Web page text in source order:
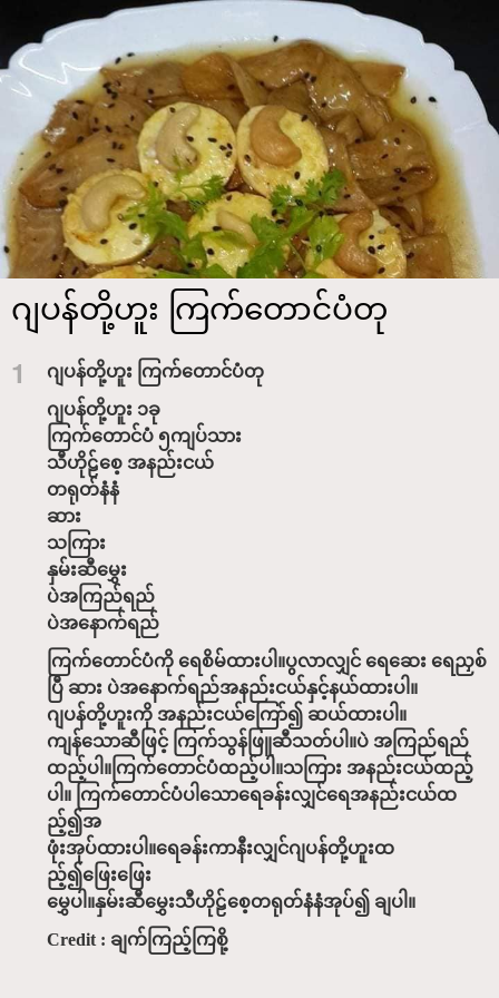
ဂျပန်တို့ဟူး ကြက်တောင်ပံတု
1
ဂျပန်တို့ဟူး ကြက်တောင်ပံတု
ဂျပန်တို့ဟူး ၁ခု
ကြက်တောင်ပံ ၅ကျပ်သား
သီဟိုဠ်စေ့ အနည်းငယ်
တရုတ်နံနံ
ဆား
သကြား
နှမ်းဆီမွှေး
ပဲအကြည်ရည်
ပဲအနောက်ရည်
ကြက်တောင်ပံကို ရေစိမ်ထားပါ။ပွလာလျှင် ရေဆေး ရေညှစ်
ပြီ ဆား ပဲအနောက်ရည်အနည်းငယ်နှင့်နယ်ထားပါ။
ဂျပန်တို့ဟူးကို အနည်းငယ်ကြော်၍ ဆယ်ထားပါ။
ကျန်သောဆီဖြင့် ကြက်သွန်ဖြူဆီသတ်ပါ။ပဲ အကြည်ရည်
ထည့်ပါ။ကြက်တောင်ပံထည့်ပါ။သကြား အနည်းငယ်ထည့်
ပါ။ ကြက်တောင်ပံပါသောရေခန်းလျှင်ရေအနည်းငယ်ထ
ည့်၍အ
ဖုံးအုပ်ထားပါ။ရေခန်းကာနီးလျှင်ဂျပန်တို့ဟူးထ
ည့်၍ဖြေးဖြေး
မွှေပါ။နှမ်းဆီမွှေးသီဟိုဠ်စေ့တရုတ်နံနံအုပ်၍ ချပါ။
Credit : ချက်ကြည့်ကြစို့